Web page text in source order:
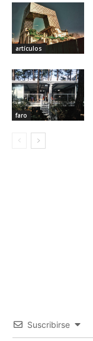
artículos
faro
Suscribirse